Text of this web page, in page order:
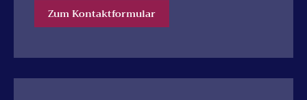
Zum Kontaktformular